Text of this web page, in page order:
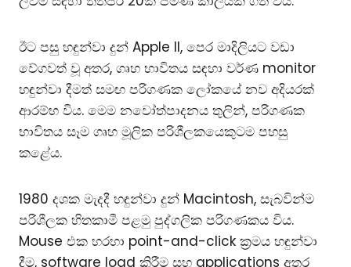
ඊට පසු හඳුන්වා දුන් Apple II, පෙර මාදිලියට වඩා
වේගවත් වූ අතර, ගෘහ භාවිතය සඳහා වර්ණ monitor
හඳුන්වා දීමත් සමඟ පරිගණක ලෝකයේ නව අදියරක්
ආරම්භ විය. මෙම නවෝත්පාදනය තුලින්, පරිගණක
භාවිතය සෑම ගෘහ මූලික පරිශීලකයෙකුටම පහසු
කළේය.
1980 දශක මැදදී හඳුන්වා දුන් Macintosh, සැබවින්ම
පරිශීලක හිතකාමී පළමු පුද්ගලික පරිගණකය විය.
Mouse එක හරහා point-and-click ක්‍රමය හඳුන්වා
දීම, software load කිරීම සහ applications අතර